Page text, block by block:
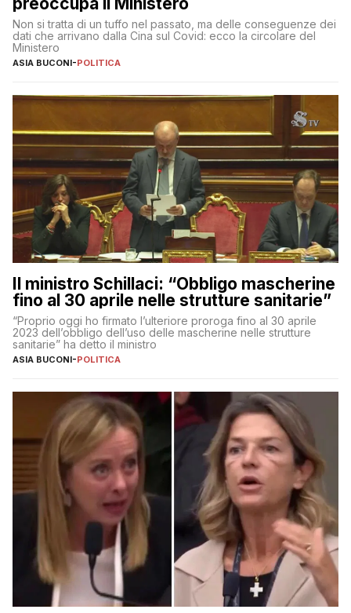
Non si tratta di un tuffo nel passato, ma delle conseguenze dei
dati che arrivano dalla Cina sul Covid: ecco la circolare del
Ministero
ASIA BUCONI-POLITICA
Il ministro Schillaci: “Obbligo mascherine
fino al 30 aprile nelle strutture sanitarie”
“Proprio oggi ho firmato l’ulteriore proroga fino al 30 aprile
2023 dell’obbligo dell’uso delle mascherine nelle strutture
sanitarie” ha detto il ministro
ASIA BUCONI-POLITICA